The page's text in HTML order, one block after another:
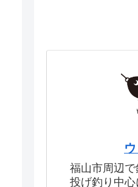
福山市周辺
投げ釣り中